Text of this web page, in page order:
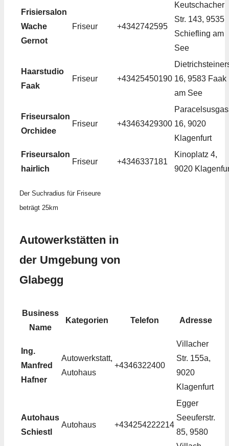
Frisiersalon
Wache
Gernot
Friseur +4342742595
Keutschacher
Str. 143, 9535
Schiefling am
See
Haarstudio
Faak
Friseur +43425450190 16, 9583 Faak
am See
Friseursalon
Orchidee
Friseur +43463429300 16, 9020
Klagenfurt
Friseursalon
hairlich
Friseur +4346337181
Kinoplatz 4,
9020
Der Suchradius für Friseure
beträgt 25km
Autowerkstätten in
der Umgebung von
Glabegg
Business
Name
Kategorien Telefon Adresse
Ing.
Manfred
Hafner
Autowerkstatt,
Autohaus
+4346322400
Villacher
Str. 155a,
9020
Klagenfurt
Autohaus
Schiestl
Autohaus +434254222214
Egger
Seeuferstr.
85, 9580